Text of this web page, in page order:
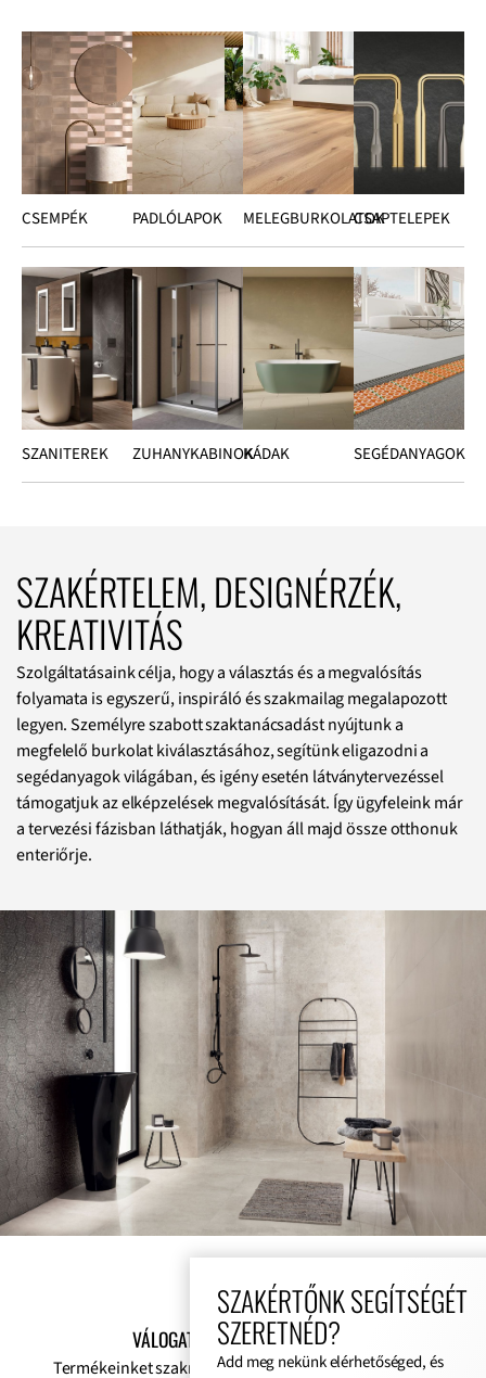
CSEMPÉK PADLÓLAPOK MELEGBURKOLATOKCSAPTELEPEK
SZANITEREK ZUHANYKABINOKKÁDAK SEGÉDANYAGOK
SZAKÉRTELEM, DESIGNÉRZÉK,
KREATIVITÁS
Szolgáltatásaink célja, hogy a választás és a megvalósítás
folyamata is egyszerű, inspiráló és szakmailag megalapozott
legyen. Személyre szabott szaktanácsadást nyújtunk a
megfelelő burkolat kiválasztásához, segítünk eligazodni a
segédanyagok világában, és igény esetén látványtervezéssel
támogatjuk az elképzelések megvalósítását. Így ügyfeleink már
a tervezési fázisban láthatják, hogyan áll majd össze otthonuk
enteriőrje.
VÁLOGATOTT, MINŐSÉGI KÍNÁLAT
Termékeinket szakmai tapasztalat, esztétikai igény és
SZAKÉRTŐNK SEGÍTSÉGÉT
SZERETNÉD?
Add meg nekünk elérhetőséged, és